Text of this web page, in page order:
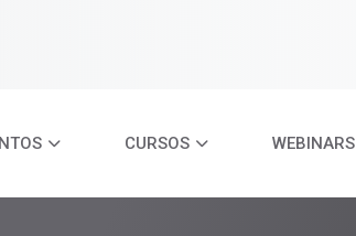
CURSOS WEBINARS